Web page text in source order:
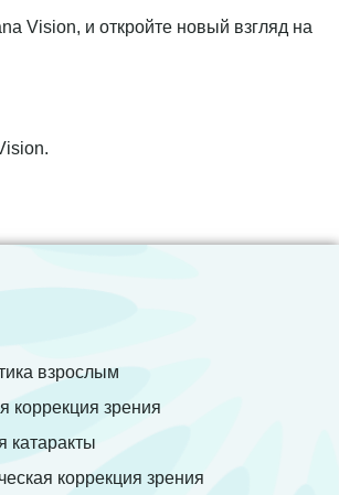
Vision, и откройте новый взгляд на
взрослым
коррекция зрения
катаракты
коррекция зрения